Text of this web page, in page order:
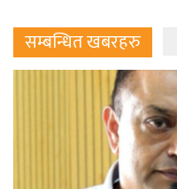
सम्बन्धित खबरहरु